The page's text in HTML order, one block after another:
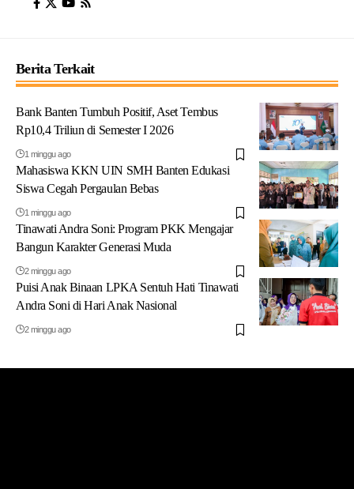
Berita Terkait
Bank Banten Tumbuh Positif, Aset Tembus
Rp10,4 Triliun di Semester I 2026
1 minggu ago
Mahasiswa KKN UIN SMH Banten Edukasi
Siswa Cegah Pergaulan Bebas
1 minggu ago
Tinawati Andra Soni: Program PKK Mengajar
Bangun Karakter Generasi Muda
2 minggu ago
Puisi Anak Binaan LPKA Sentuh Hati Tinawati
Andra Soni di Hari Anak Nasional
2 minggu ago